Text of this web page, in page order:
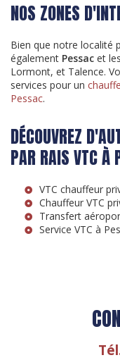
NOS ZONES
Bien que notre localité
également Pessac et
Lormont, et Talence.
services pour un
Pessac.
DÉCOUVREZ
PAR RAIS VTC À
VTC chauffeur
Chauffeur VTC
Transfert
Service VTC à